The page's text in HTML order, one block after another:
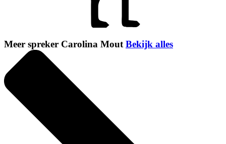
Meer spreker Carolina MoutBekijk alles